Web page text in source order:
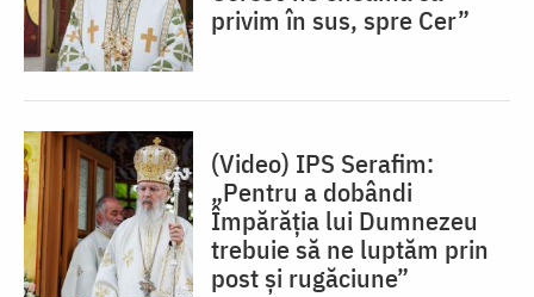
privim în sus, spre Cer”
(Video) IPS Serafim:
„Pentru a dobândi
Împărăția lui Dumnezeu
trebuie să ne luptăm prin
post și rugăciune”